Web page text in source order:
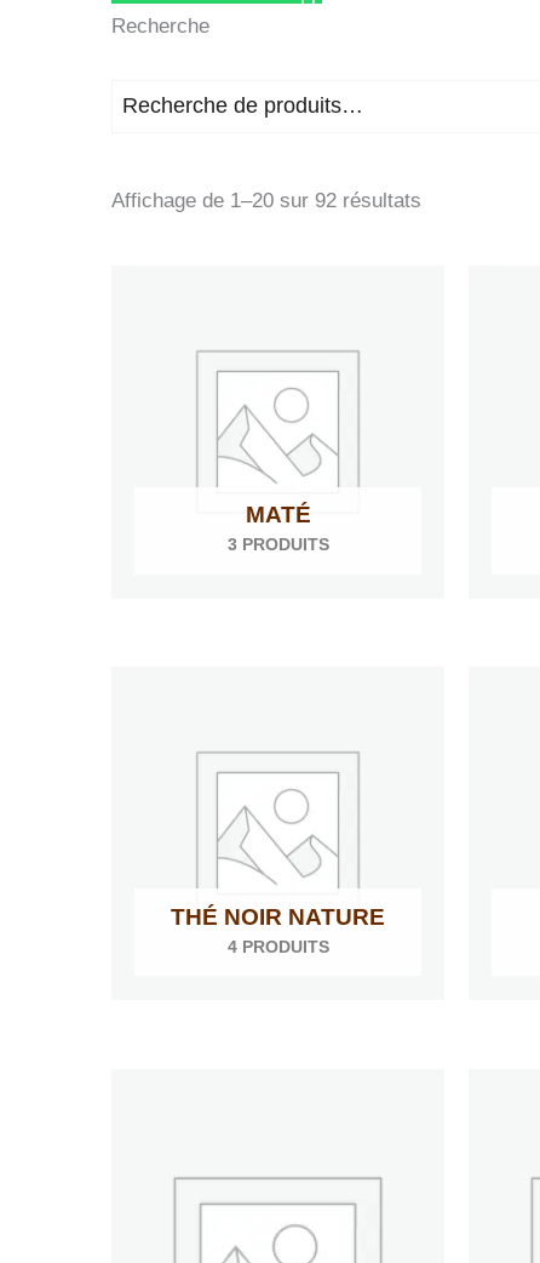
Recherche
Affichage de 1–20 sur 92 résultats
MATÉ
3 PRODUITS
THÉ NOIR NATURE
4 PRODUITS